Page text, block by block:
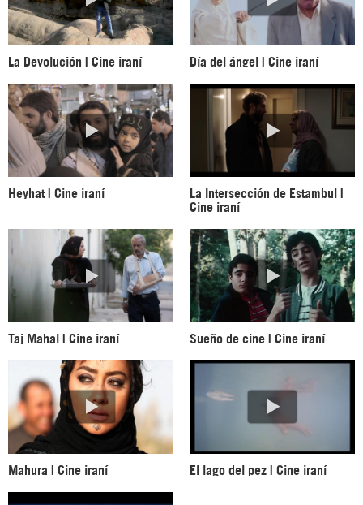
La Devolución | Cine iraní Día del ángel | Cine iraní
Heyhat | Cine iraní
La Intersección de Estambul |
Cine iraní
Taj Mahal | Cine iraní Sueño de cine | Cine iraní
Mahura | Cine iraní El lago del pez | Cine iraní